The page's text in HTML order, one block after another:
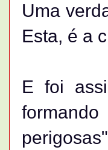
Uma
Esta, é a
E foi